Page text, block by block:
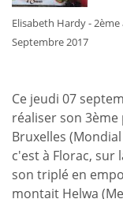
Elisabeth Hardy - 2ème
Septembre 2017
Ce jeudi 07
réaliser son
Bruxelles
c'est à Florac, sur
son triplé en
montait Helwa